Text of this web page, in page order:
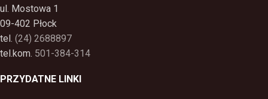
ul. Mostowa 1
09-402 Płock
tel. (24) 2688897
tel.kom. 501-384-314
PRZYDATNE LINKI